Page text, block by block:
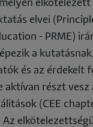
elkötelezett
elvei
- PRME)
a
és az érdekelt
aktívan részt vesz
(CEE
Az